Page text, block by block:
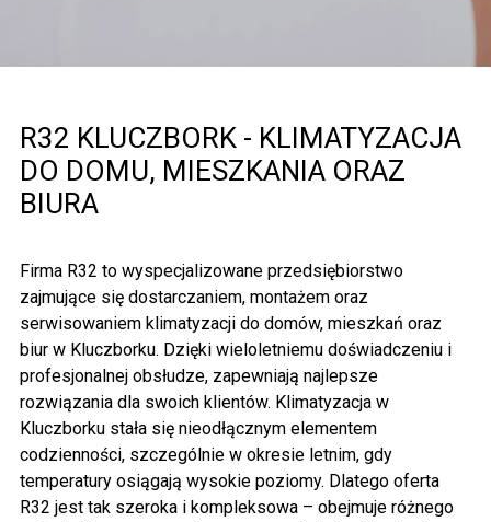
R32 KLUCZBORK - KLIMATYZACJA
DO DOMU, MIESZKANIA ORAZ
BIURA
Firma R32 to wyspecjalizowane przedsiębiorstwo
zajmujące się dostarczaniem, montażem oraz
serwisowaniem klimatyzacji do domów, mieszkań oraz
biur w Kluczborku. Dzięki wieloletniemu doświadczeniu i
profesjonalnej obsłudze, zapewniają najlepsze
rozwiązania dla swoich klientów. Klimatyzacja w
Kluczborkustała się nieodłącznym elementem
codzienności, szczególnie w okresie letnim, gdy
temperatury osiągają wysokie poziomy. Dlatego oferta
R32 jest tak szeroka i kompleksowa – obejmuje różnego